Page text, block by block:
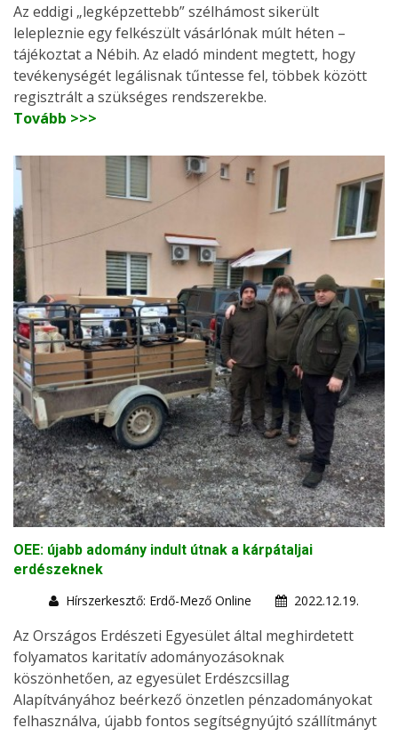
Az eddigi „legképzettebb” szélhámost sikerült
lelepleznie egy felkészült vásárlónak múlt héten –
tájékoztat a Nébih. Az eladó mindent megtett, hogy
tevékenységét legálisnak tűntesse fel, többek között
regisztrált a szükséges rendszerekbe.
Tovább >>>
OEE: újabb adomány indult útnak a kárpátaljai
erdészeknek
Hírszerkesztő: Erdő-Mező Online
2022.12.19.
Az Országos Erdészeti Egyesület által meghirdetett
folyamatos karitatív adományozásoknak
köszönhetően, az egyesület Erdészcsillag
Alapítványához beérkező önzetlen pénzadományokat
felhasználva, újabb fontos segítségnyújtó szállítmányt